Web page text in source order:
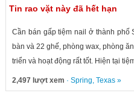
Tin rao vặt này đã hết hạn
Cần bán gấp tiệm nail ở thành phố
bàn và 22 ghế, phòng wax, phòng
triển và hoạt động rất tốt. Hiện tại
2,497 lượt xem · Spring, Texas»